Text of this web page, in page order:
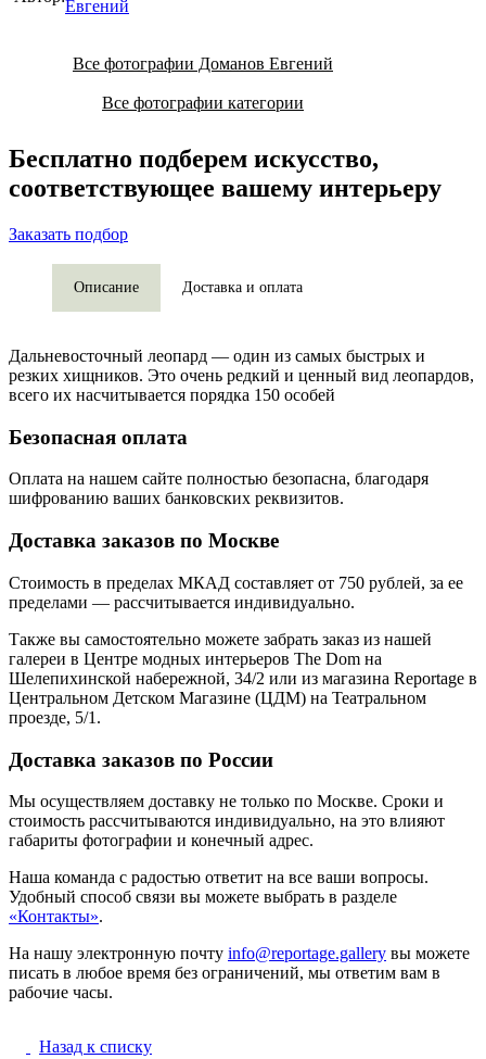
Евгений
Все фотографии Доманов Евгений
Все фотографии категории
Бесплатно подберем искусство,
соответствующее вашему интерьеру
Заказать подбор
Описание Доставка и оплата
Дальневосточный леопард — один из самых быстрых и
резких хищников. Это очень редкий и ценный вид леопардов,
всего их насчитывается порядка 150 особей
Безопасная оплата
Оплата на нашем сайте полностью безопасна, благодаря
шифрованию ваших банковских реквизитов.
Доставка заказов по Москве
Стоимость в пределах МКАД составляет от 750 рублей, за ее
пределами — рассчитывается индивидуально.
Также вы самостоятельно можете забрать заказ из нашей
галереи в Центре модных интерьеров The Dom на
Шелепихинской набережной, 34/2 или из магазина Reportage в
Центральном Детском Магазине (ЦДМ) на Театральном
проезде, 5/1.
Доставка заказов по России
Мы осуществляем доставку не только по Москве. Сроки и
стоимость рассчитываются индивидуально, на это влияют
габариты фотографии и конечный адрес.
Наша команда с радостью ответит на все ваши вопросы.
Удобный способ связи вы можете выбрать в разделе
«Контакты».
На нашу электронную почту info@reportage.gallery вы можете
писать в любое время без ограничений, мы ответим вам в
рабочие часы.
Назад к списку